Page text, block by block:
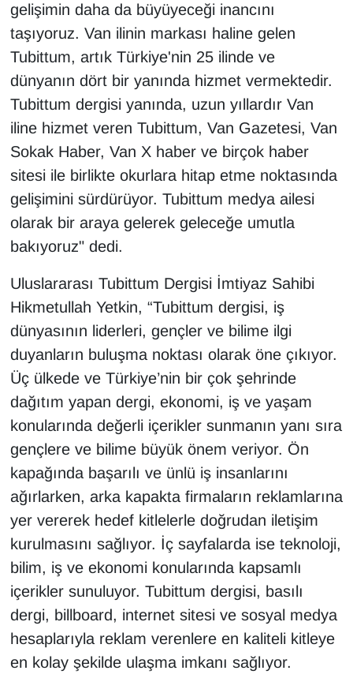
gelişimin daha da büyüyeceği inancını
taşıyoruz. Van ilinin markası haline gelen
Tubittum, artık Türkiye'nin 25 ilinde ve
dünyanın dört bir yanında hizmet vermektedir.
Tubittum dergisi yanında, uzun yıllardır Van
iline hizmet veren Tubittum, Van Gazetesi, Van
Sokak Haber, Van X haber ve birçok haber
sitesi ile birlikte okurlara hitap etme noktasında
gelişimini sürdürüyor. Tubittum medya ailesi
olarak bir araya gelerek geleceğe umutla
bakıyoruz" dedi.
Uluslararası Tubittum Dergisi İmtiyaz Sahibi
Hikmetullah Yetkin, “Tubittum dergisi, iş
dünyasının liderleri, gençler ve bilime ilgi
duyanların buluşma noktası olarak öne çıkıyor.
Üç ülkede ve Türkiye’nin bir çok şehrinde
dağıtım yapan dergi, ekonomi, iş ve yaşam
konularında değerli içerikler sunmanın yanı sıra
gençlere ve bilime büyük önem veriyor. Ön
kapağında başarılı ve ünlü iş insanlarını
ağırlarken, arka kapakta firmaların reklamlarına
yer vererek hedef kitlelerle doğrudan iletişim
kurulmasını sağlıyor. İç sayfalarda ise teknoloji,
bilim, iş ve ekonomi konularında kapsamlı
içerikler sunuluyor. Tubittum dergisi, basılı
dergi, billboard, internet sitesi ve sosyal medya
hesaplarıyla reklam verenlere en kaliteli kitleye
en kolay şekilde ulaşma imkanı sağlıyor.
SİYASET
SPOR
TEBRİK
TEKNOLOJİ
Turizm
VAN'DA SPOR
YAŞAM
YEREL